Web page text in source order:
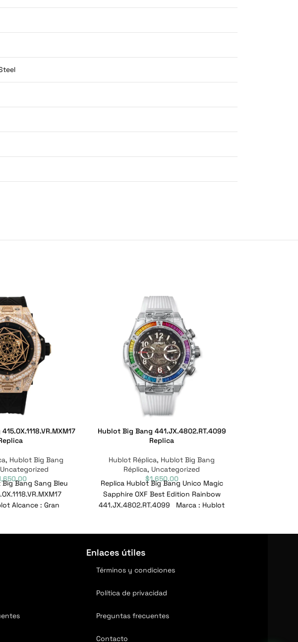
, Hublot Big Bang
Uncategorized
Bang Sang Bleu
Alcance : Gran
Hublot Big Bang 441.JX.4802.RT.4099
Replica
Hublot Réplica, Hublot Big Bang
Réplica, Uncategorized
$1,650.00
Replica Hublot Big Bang Unico Magic
Sapphire OXF Best Edition Rainbow
441.JX.4802.RT.4099 Marca : Hublot
Enlaces útiles
Términos y condiciones
Política de privacidad
Preguntas frecuentes
Contacto